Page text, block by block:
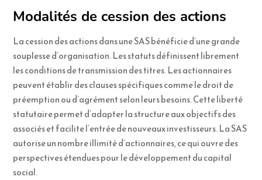
Modalités de cession des actions
La cession des actions dans une SAS bénéficie d’une grande
souplesse d’organisation. Les statuts définissent librement
les conditions de transmission des titres. Les actionnaires
peuvent établir des clauses spécifiques comme le droit de
préemption ou d’agrément selon leurs besoins. Cette liberté
statutaire permet d’adapter la structure aux objectifs des
associés et facilite l’entrée de nouveaux investisseurs. La SAS
autorise un nombre illimité d’actionnaires, ce qui ouvre des
perspectives étendues pour le développement du capital
social.